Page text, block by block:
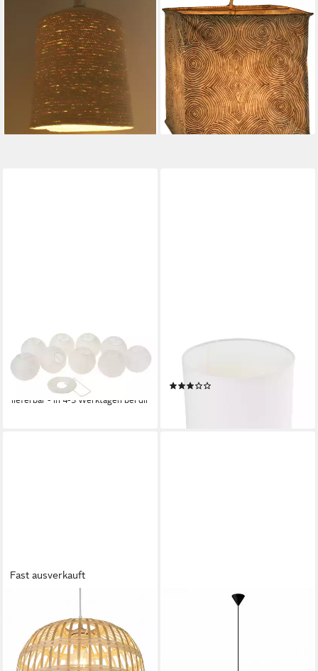
Lampenschirm Papier Hänge
Lampenschirm,
Deckenleuchte aus..
12,90 € 16,90 €
lieferbar - in 2-3 Werktagen bei dir
Lampenschirm Quadratische
Papier Hängelampe,..
16,90 €
lieferbar - in 2-3 Werktagen bei dir
VBS
Lampenschirm ignore, 10
Stück
lieferbar - in 4-5 Werktagen bei dir
Lampenschirm ignore,
zylindrisch, Ø 24 cm
Fast ausverkauft
Lampenschirm BAMBOO,
Bambus Boho Ø 40 cm E27
49,95 €
lieferbar - in 3-4 Werktagen bei dir
LICHT-ERLEBNISSE